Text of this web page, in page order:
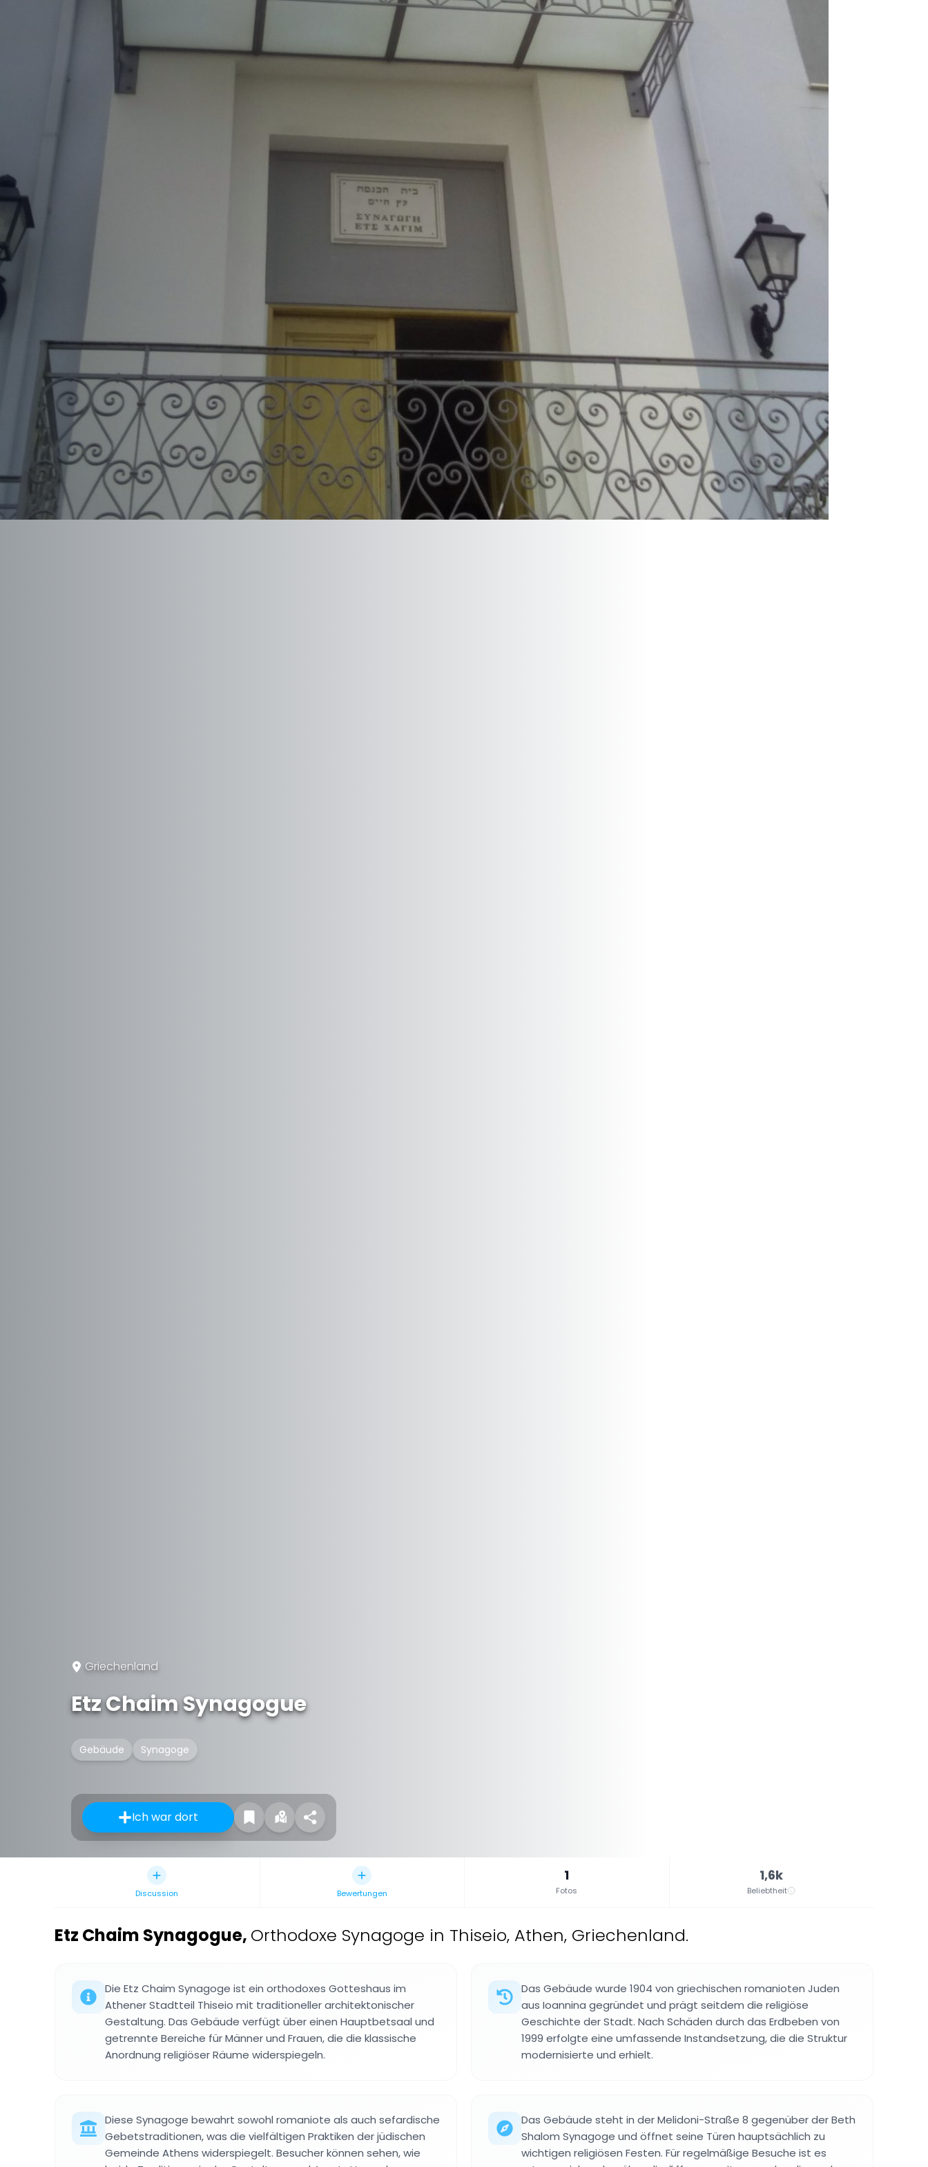
Griechenland
Etz Chaim Synagogue
Gebäude Synagoge
Ich war dort
Discussion Bewertungen
1
Fotos
1,6k
Beliebtheit
Etz Chaim Synagogue, Orthodoxe Synagoge in Thiseio, Athen, Griechenland.
Die Etz Chaim Synagoge ist ein orthodoxes Gotteshaus im
Athener Stadtteil Thiseio mit traditioneller architektonischer
Gestaltung. Das Gebäude verfügt über einen Hauptbetsaal und
getrennte Bereiche für Männer und Frauen, die die klassische
Anordnung religiöser Räume widerspiegeln.
Das Gebäude wurde 1904 von griechischen romanioten Juden
aus Ioannina gegründet und prägt seitdem die religiöse
Geschichte der Stadt. Nach Schäden durch das Erdbeben von
1999 erfolgte eine umfassende Instandsetzung, die die Struktur
modernisierte und erhielt.
Diese Synagoge bewahrt sowohl romaniote als auch sefardische
Gebetstraditionen, was die vielfältigen Praktiken der jüdischen
Gemeinde Athens widerspiegelt. Besucher können sehen, wie
Das Gebäude steht in der Melidoni-Straße 8 gegenüber der Beth
Shalom Synagoge und öffnet seine Türen hauptsächlich zu
wichtigen religiösen Festen. Für regelmäßige Besuche ist es